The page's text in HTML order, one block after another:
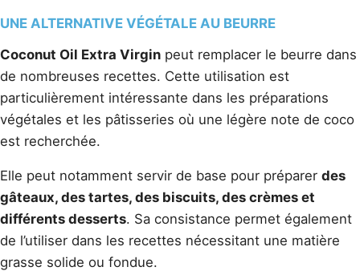
UNE ALTERNATIVE VÉGÉTALE AU BEURRE
Coconut Oil Extra Virgin peut remplacer le beurre dans
de nombreuses recettes. Cette utilisation est
particulièrement intéressante dans les préparations
végétales et les pâtisseries où une légère note de coco
est recherchée.
Elle peut notamment servir de base pour préparer des
gâteaux, des tartes, des biscuits, des crèmes et
différents desserts. Sa consistance permet également
de l’utiliser dans les recettes nécessitant une matière
grasse solide ou fondue.